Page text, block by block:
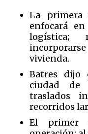
La primera
enfocará
logística;
vivienda.
Batres dijo
ciudad de
traslados
recorridos
El primer